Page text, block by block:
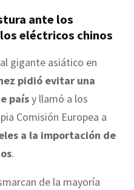
ante los
eléctricos chinos
gigante asiático en
pidió evitar una
paísy llamó a los
Comisión Europea a
a la importación de
.
de la mayoría